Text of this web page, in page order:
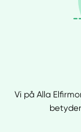
Vi på Alla